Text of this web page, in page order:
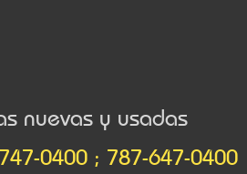
nuevas y usadas
0400 ; 787-647-0400